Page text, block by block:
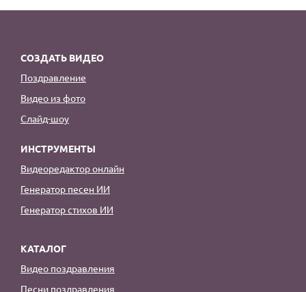
СОЗДАТЬ ВИДЕО
Поздравление
Видео из фото
Слайд-шоу
ИНСТРУМЕНТЫ
Видеоредактор онлайн
Генератор песен ИИ
Генератор стихов ИИ
КАТАЛОГ
Видео поздравления
Песни поздравления